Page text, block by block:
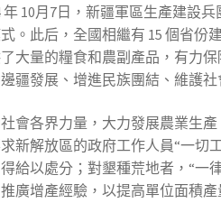
10月7日，新疆軍區生產建設
。此后，全國相繼有 15 個省份
大量的糧食和農副產品，有力
疆發展、增進民族團結、維護
社會各界力量，大力發展農業生
新解放區的政府工作人員“一切
給以處分；對墾種荒地者，“一
廣增產經驗，以提高單位面積